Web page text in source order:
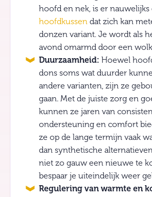
hoofd en nek, is er nauwelijks
hoofdkussen dat zich kan
donzen variant. Je wordt als
avond omarmd door een
Duurzaamheid: Hoewel
dons soms wat duurder
andere varianten, zijn ze
gaan. Met de juiste zorg en
kunnen ze jaren van
ondersteuning en comfort
ze op de lange termijn vaak
dan synthetische
niet zo gauw een nieuwe te
bespaar je uiteindelijk weer
Regulering van warmte en